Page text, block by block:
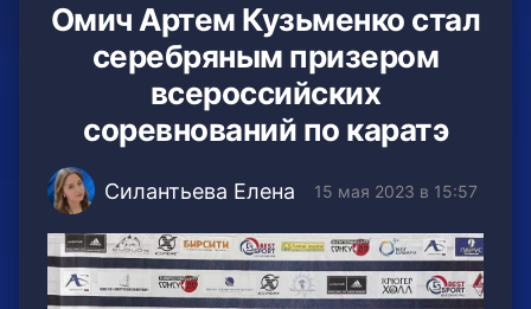
Омич Артем Кузьменко стал
серебряным призером
всероссийских
соревнований по каратэ
Силантьева Елена 15 мая 2023 в 15:57